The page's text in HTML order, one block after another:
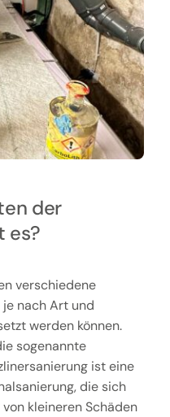
der
es?
verschiedene
nach Art und
werden können.
sogenannte
ist eine
die sich
kleineren Schäden